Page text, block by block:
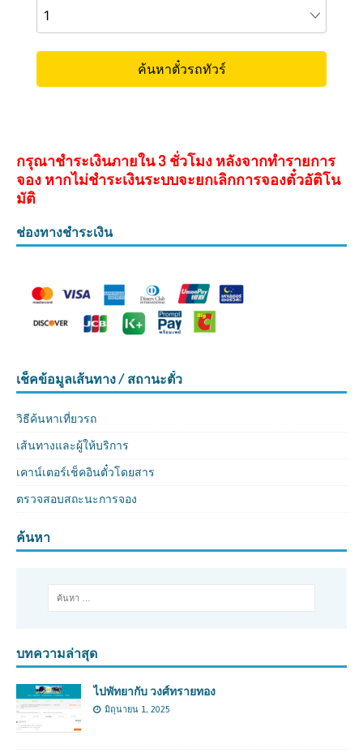
กรุณาชำระเงินภายใน 3 ชั่วโมง หลังจากทำรายการ
จอง หากไม่ชำระเงินระบบจะยกเลิกการจองตั๋วอัติโน
มัติ
ช่องทางชำระเงิน
เช็คข้อมูลเส้นทาง / สถานะตั๋ว
วิธีค้นหาเที่ยวรถ
เส้นทางและผู้ให้บริการ
เคาน์เตอร์เช็คอินตั๋วโดยสาร
ตรวจสอบสถะนะการจอง
ค้นหา
บทความล่าสุด
ไปพัทยากับ วงศ์ทรายทอง
มิถุนายน 1, 2025